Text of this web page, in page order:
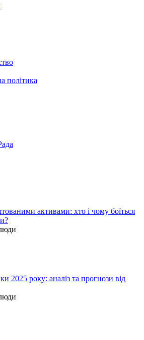
політика
активами: хто і чому боїться
2025 року: аналіз та прогнози від